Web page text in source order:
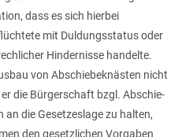
dass es sich hierbei
mit Duldungsstatus oder
Hindernisse handelte.
von Abschiebeknästen nicht
die Bürgerschaft bzgl. Abschie­
an die Gesetzeslage zu halten,
den gesetz­lichen Vorgaben